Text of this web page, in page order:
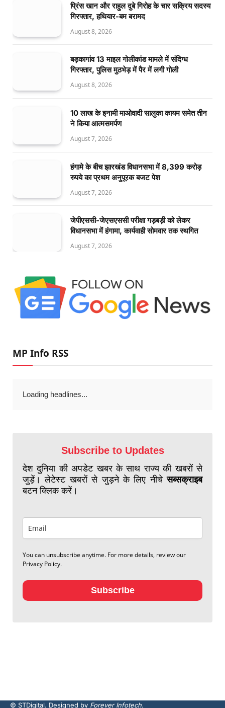
प्रिंस खान और राहुल दुबे गिरोह के चार सक्रिय सदस्य
गिरफ्तार, हथियार-बम बरामद
August 8, 2026
बड़कागांव 13 माइल गोलीकांड मामले में संदिग्ध
गिरफ्तार, पुलिस मुठभेड़ में पैर में लगी गोली
August 8, 2026
10 लाख के इनामी माओवादी सालुका कायम समेत तीन
ने किया आत्मसमर्पण
August 7, 2026
हंगामे के बीच झारखंड विधानसभा में 8,399 करोड़
रुपये का प्रथम अनुपूरक बजट पेश
August 7, 2026
जेपीएससी-जेएसएससी परीक्षा गड़बड़ी को लेकर
विधानसभा में हंगामा, कार्यवाही सोमवार तक स्थगित
August 7, 2026
MP Info RSS
Loading headlines...
Subscribe to Updates
देश दुनिया की अपडेट खबर के साथ राज्य की खबरों से
जुड़ें। लेटेस्ट खबरों से जुड़ने के लिए नीचेसब्सक्राइब
बटन क्लिक करें।
You can unsubscribe anytime. For more details, review our
Privacy Policy.
Subscribe
© STDigital. Designed by Forever Infotech.